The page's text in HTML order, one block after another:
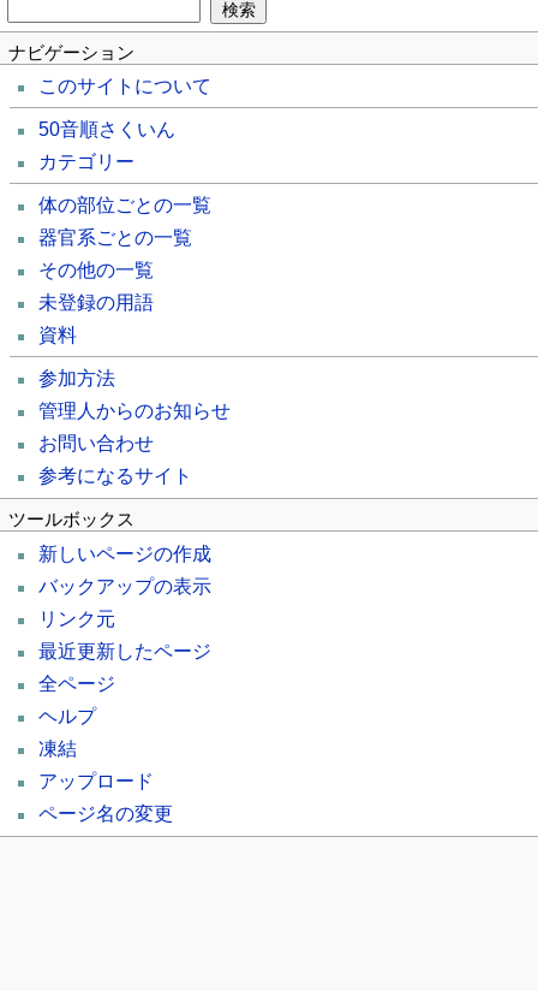
ナビゲーション
このサイトについて
50音順さくいん
カテゴリー
体の部位ごとの一覧
器官系ごとの一覧
その他の一覧
未登録の用語
資料
参加方法
管理人からのお知らせ
お問い合わせ
参考になるサイト
ツールボックス
新しいページの作成
バックアップの表示
リンク元
最近更新したページ
全ページ
ヘルプ
凍結
アップロード
ページ名の変更